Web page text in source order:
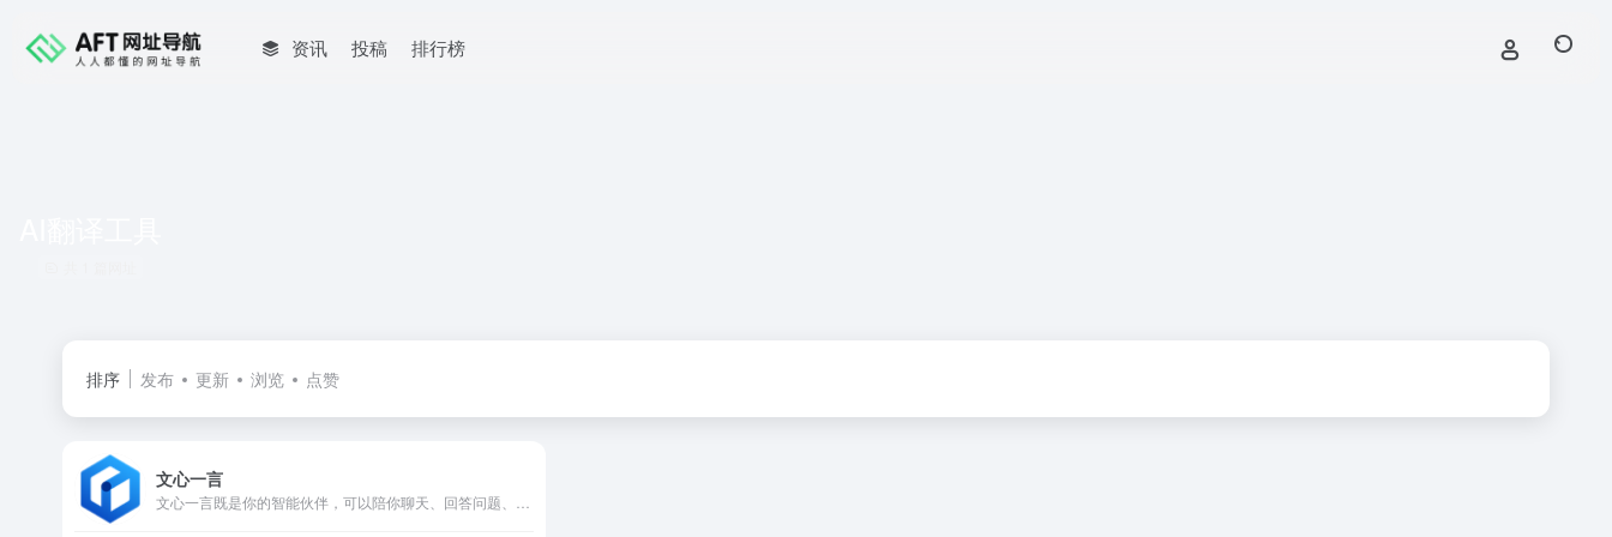
资讯 投稿 排行榜
排序 发布 更新 浏览 点赞
文心一言